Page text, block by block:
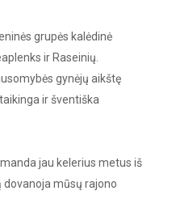
grupės kalėdinė
ir Raseinių.
gynėjų aikštę
ir šventiška
jau kelerius metus iš
dovanoja mūsų rajono